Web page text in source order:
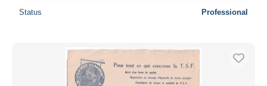
Status Professional